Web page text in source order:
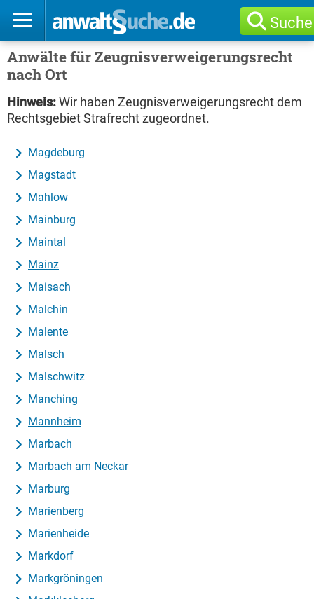
Suche
Anwälte für Zeugnisverweigerungsrecht
nach Ort
Hinweis:Wir haben Zeugnisverweigerungsrecht dem
Rechtsgebiet Strafrecht zugeordnet.
Magdeburg
Magstadt
Mahlow
Mainburg
Maintal
Mainz
Maisach
Malchin
Malente
Malsch
Malschwitz
Manching
Mannheim
Marbach
Marbach am Neckar
Marburg
Marienberg
Marienheide
Markdorf
Markgröningen